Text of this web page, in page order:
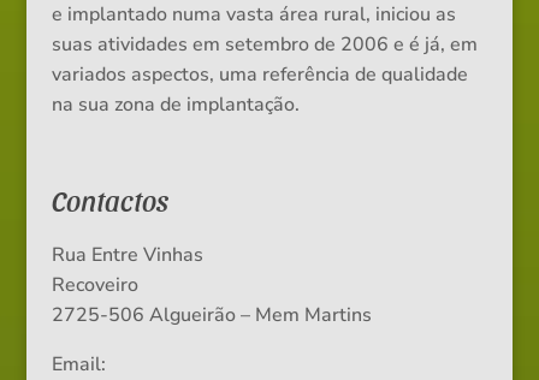
e implantado numa vasta área rural, iniciou as
suas atividades em setembro de 2006 e é já, em
variados aspectos, uma referência de qualidade
na sua zona de implantação.
Contactos
Rua Entre Vinhas
Recoveiro
2725-506 Algueirão – Mem Martins
Email: